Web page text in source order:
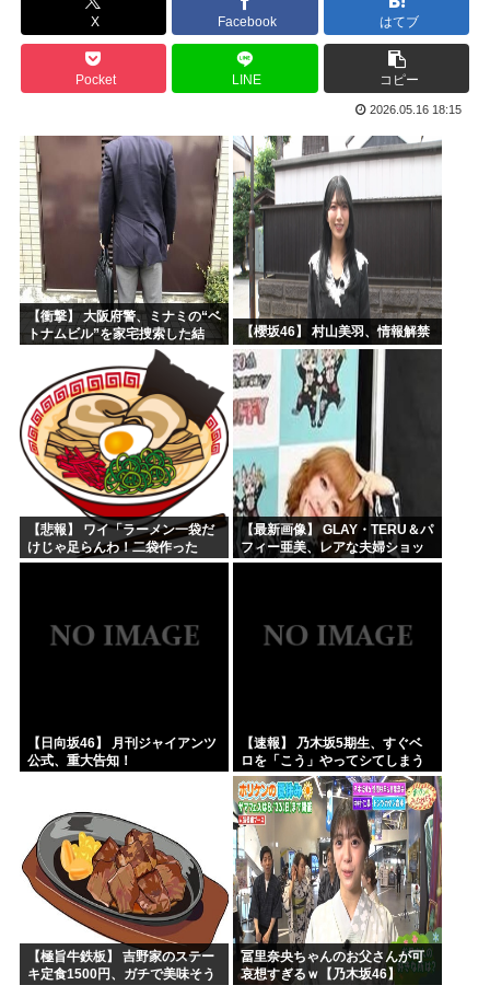
韓国、日本の新しい防衛白書に対する当てつけで、日本の制止...
トランプ大統領、イランとの戦闘「近く終結するだろう」と表...
海外の反応：韓国サッカー協会、国際審判員らを性接待
「作り込んである高尚アニメ」なんかよりも「心の揺れ動く少...
トランプ「悪夢のオバマ政権！景気が悪いのはオバマのせい」
ひなこのーと作者、顔と一緒に乳首を晒すも抜けない
中国新聞「高市総理は非核三原則堅持をはっきり言わなかった...
韓国人「現在の日本の沖縄のスーパーは台風のおかげでこうな...
X Facebook はてブ
Pocket LINE コピー
2026.05.16 18:15
【衝撃】 大阪府警、ミナミの“ベ
トナムビル”を家宅捜索した結
【櫻坂46】 村山美羽、情報解禁
【悲報】 ワイ「ラーメン一袋だ
けじゃ足らんわ！二袋作った
ろ！」→結果ｗｗｗ
【最新画像】 GLAY・TERU＆パ
フィー亜美、レアな夫婦ショッ
トを公開してしまう！
【日向坂46】 月刊ジャイアンツ
公式、重大告知！
【速報】 乃木坂5期生、すぐベ
ロを「こう」やってシてしまう
ｗｗｗｗｗｗ
【極旨牛鉄板】 吉野家のステー
キ定食1500円、ガチで美味そう
冨里奈央ちゃんのお父さんが可
哀想すぎるｗ【乃木坂46】